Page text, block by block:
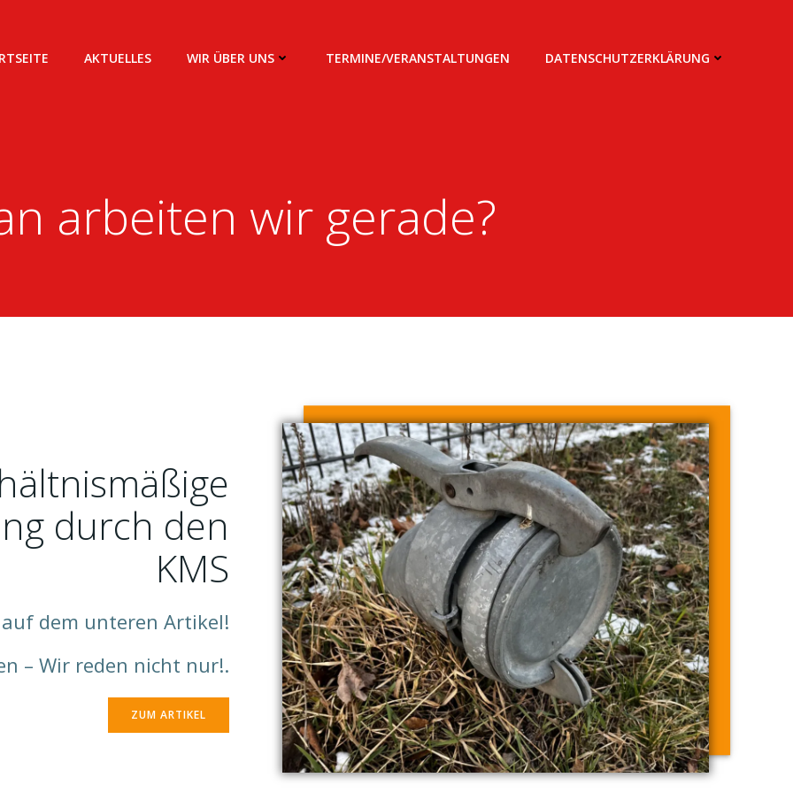
AKTUELLES WIR ÜBER UNS TERMINE/VERANSTALTUNGEN DATENSCHUTZERKLÄRUNG
arbeiten wir gerade?
durch den
KMS
dem unteren Artikel!
– Wir reden nicht nur!.
ZUM ARTIKEL